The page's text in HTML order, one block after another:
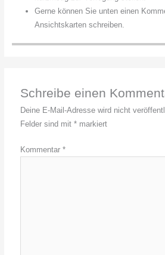
Gerne können Sie unten einen
Ansichtskarten schreiben.
Schreibe einen
Deine E-Mail-Adresse wird nicht
Felder sind mit* markiert
Kommentar*